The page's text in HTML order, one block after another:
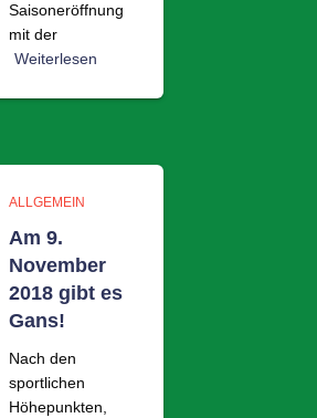
Saisoneröffnung
mit der
Weiterlesen
ALLGEMEIN
Am 9.
November
2018 gibt es
Gans!
Nach den
sportlichen
Höhepunkten,